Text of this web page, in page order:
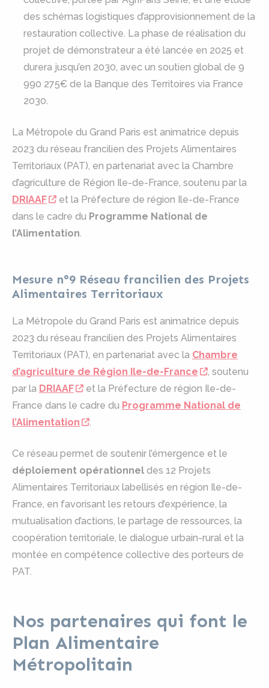
des schémas logistiques d’approvisionnement de la
restauration collective. La phase de réalisation du
projet de démonstrateur a été lancée en 2025 et
durera jusqu’en 2030, avec un soutien global de 9
990 275€ de la Banque des Territoires via France
2030.
La Métropole du Grand Paris est animatrice depuis
2023 du réseau francilien des Projets Alimentaires
Territoriaux (PAT), en partenariat avec la Chambre
d’agriculture de Région Ile-de-France, soutenu par la
DRIAAF
et la Préfecture de région Ile-de-France
dans le cadre du Programme National de
l’Alimentation.
Mesure n°9 Réseau francilien des Projets
Alimentaires Territoriaux
La Métropole du Grand Paris est animatrice depuis
2023 du réseau francilien des Projets Alimentaires
Territoriaux (PAT), en partenariat avec la Chambre
d’agriculture de Région Ile-de-France
, soutenu
par la DRIAAF
et la Préfecture de région Ile-de-
France dans le cadre du Programme National de
l’Alimentation
.
Ce réseau permet de soutenir l’émergence et le
déploiement opérationnel des 12 Projets
Alimentaires Territoriaux labellisés en région Ile-de-
France, en favorisant les retours d’expérience, la
mutualisation d’actions, le partage de ressources, la
coopération territoriale, le dialogue urbain-rural et la
montée en compétence collective des porteurs de
PAT.
Nos partenaires qui font le
Plan Alimentaire
Métropolitain